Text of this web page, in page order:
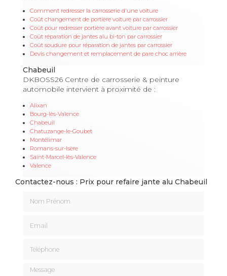
Comment redresser la carrosserie d'une voiture
Coût changement de portière voiture par carrossier
Coût pour redresser portière avant voiture par carrossier
Coût réparation de jantes alu bi-ton par carrossier
Coût soudure pour réparation de jantes par carrossier
Devis changement et remplacement de pare choc arrière
Chabeuil
DKBOSS26 Centre de carrosserie & peinture
automobile intervient à proximité de :
Alixan
Bourg-lès-Valence
Chabeuil
Chatuzange-le-Goubet
Montélimar
Romans-sur-Isère
Saint-Marcel-lès-Valence
Valence
Contactez-nous : Prix pour refaire jante alu Chabeuil
Message